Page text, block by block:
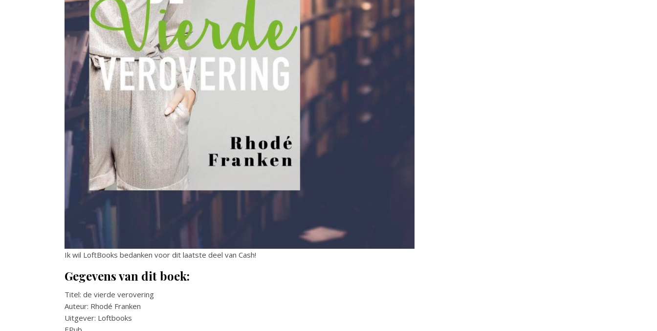
Ik wil LoftBooks bedanken voor dit laatste deel van Cash!
Gegevens van dit boek:
Titel: de vierde verovering
Auteur: Rhodé Franken
Uitgever: Loftbooks